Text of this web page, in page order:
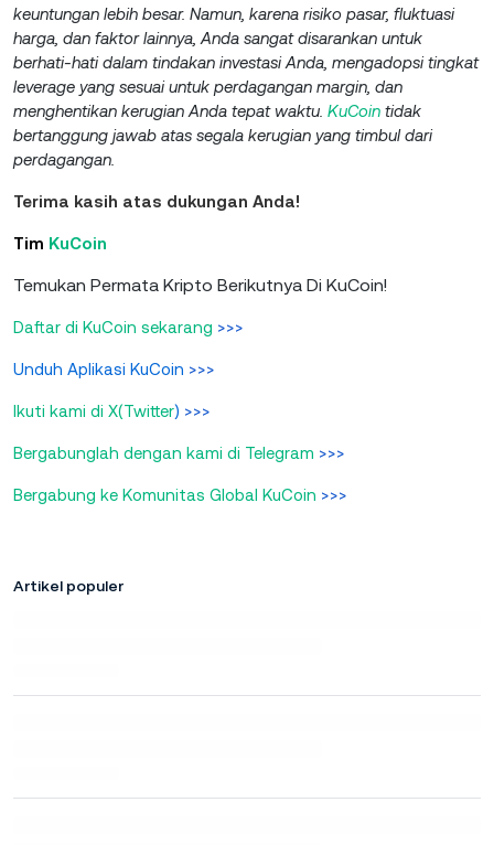
keuntungan lebih besar. Namun, karena risiko pasar, fluktuasi
harga, dan faktor lainnya, Anda sangat disarankan untuk
berhati-hati dalam tindakan investasi Anda, mengadopsi tingkat
leverage yang sesuai untuk perdagangan margin, dan
menghentikan kerugian Anda tepat waktu. KuCoin tidak
bertanggung jawab atas segala kerugian yang timbul dari
perdagangan.
Terima kasih atas dukungan Anda!
Tim KuCoin
Temukan Permata Kripto Berikutnya Di KuCoin!
Daftar di KuCoin sekarang >>>
Unduh Aplikasi KuCoin >>>
Ikuti kami di X(Twitter) >>>
Bergabunglah dengan kami di Telegram >>>
Bergabung ke Komunitas Global KuCoin >>>
Artikel populer